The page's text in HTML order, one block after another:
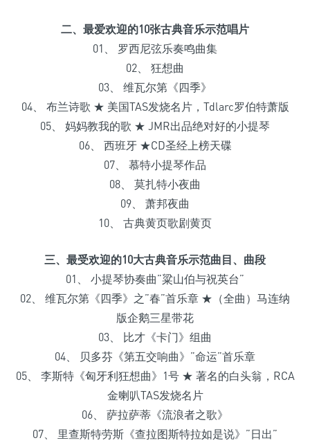
二、最爱欢迎的10张古典音乐示范唱片
01、 罗西尼弦乐奏鸣曲集
02、 狂想曲
03、 维瓦尔第《四季》
04、 布兰诗歌 ★ 美国TAS发烧名片，Tdlarc罗伯特萧版
05、 妈妈教我的歌 ★ JMR出品绝对好的小提琴
06、 西班牙 ★CD圣经上榜天碟
07、 慕特小提琴作品
08、 莫扎特小夜曲
09、 萧邦夜曲
10、 古典黄页歌剧黄页
三、最受欢迎的10大古典音乐示范曲目、曲段
01、 小提琴协奏曲”粱山伯与祝英台”
02、 维瓦尔第《四季》之”春”首乐章 ★（全曲）马连纳
版企鹅三星带花
03、 比才《卡门》组曲
04、 贝多芬《第五交响曲》”命运”首乐章
05、 李斯特《匈牙利狂想曲》1号 ★ 著名的白头翁，RCA
金喇叭TAS发烧名片
06、 萨拉萨蒂《流浪者之歌》
07、 里查斯特劳斯《查拉图斯特拉如是说》”日出”